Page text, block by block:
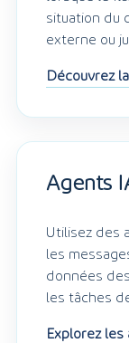
situation du
externe ou
Découvrez
Agents
Utilisez des
les
données
les tâches
Explorez les